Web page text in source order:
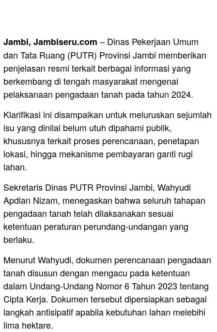
Jambi, Jambiseru.com – Dinas Pekerjaan Umum
dan Tata Ruang (PUTR) Provinsi Jambi memberikan
penjelasan resmi terkait berbagai informasi yang
berkembang di tengah masyarakat mengenai
pelaksanaan pengadaan tanah pada tahun 2024.
Klarifikasi ini disampaikan untuk meluruskan sejumlah
isu yang dinilai belum utuh dipahami publik,
khususnya terkait proses perencanaan, penetapan
lokasi, hingga mekanisme pembayaran ganti rugi
lahan.
Sekretaris Dinas PUTR Provinsi Jambi, Wahyudi
Apdian Nizam, menegaskan bahwa seluruh tahapan
pengadaan tanah telah dilaksanakan sesuai
ketentuan peraturan perundang-undangan yang
berlaku.
Menurut Wahyudi, dokumen perencanaan pengadaan
tanah disusun dengan mengacu pada ketentuan
dalam Undang-Undang Nomor 6 Tahun 2023 tentang
Cipta Kerja. Dokumen tersebut dipersiapkan sebagai
langkah antisipatif apabila kebutuhan lahan melebihi
lima hektare.